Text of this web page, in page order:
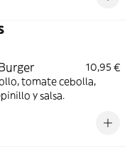
10,95 €
tomate cebolla,
lechuga, queso, pepinillo y salsa.